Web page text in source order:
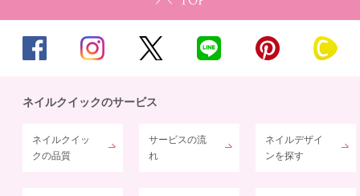
ネイルクイックのサービス
ネイルクイッ
クの品質
サービスの流
れ
ネイルデザイ
ンを探す